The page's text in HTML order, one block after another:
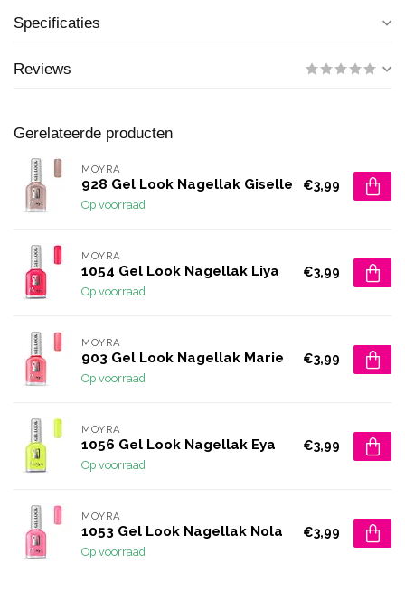
Specificaties
Reviews
Gerelateerde producten
MOYRA
928 Gel Look Nagellak Giselle
Op voorraad
€3,99
MOYRA
1054 Gel Look Nagellak Liya
Op voorraad
€3,99
MOYRA
903 Gel Look Nagellak Marie
Op voorraad
€3,99
MOYRA
1056 Gel Look Nagellak Eya
Op voorraad
€3,99
MOYRA
1053 Gel Look Nagellak Nola
Op voorraad
€3,99